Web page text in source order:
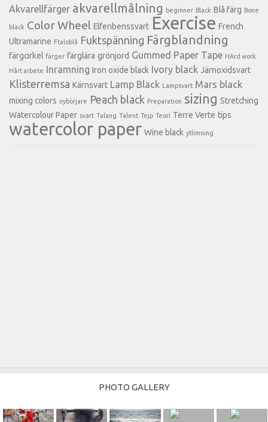
Akvarellfärger akvarellmålning beginner Black Blå färg Bone
black Color Wheel Elfenbenssvart Exercise French
Ultramarine Ftaloblå Fuktspänning Färgblandning
färgcirkel färger färglära grönjord Gummed Paper Tape HArd work
Hårt arbete Inramning Iron oxide black Ivory black Järnoxidsvart
Klisterremsa Kärnsvart Lamp Black Lampsvart Mars black
mixing colors nybörjare Peach black Preparation sizing Stretching
Watercolour Paper svart Talang Talent Tejp Teori Terre Verte tips
watercolor paper Wine black ytlimning
PHOTO GALLERY